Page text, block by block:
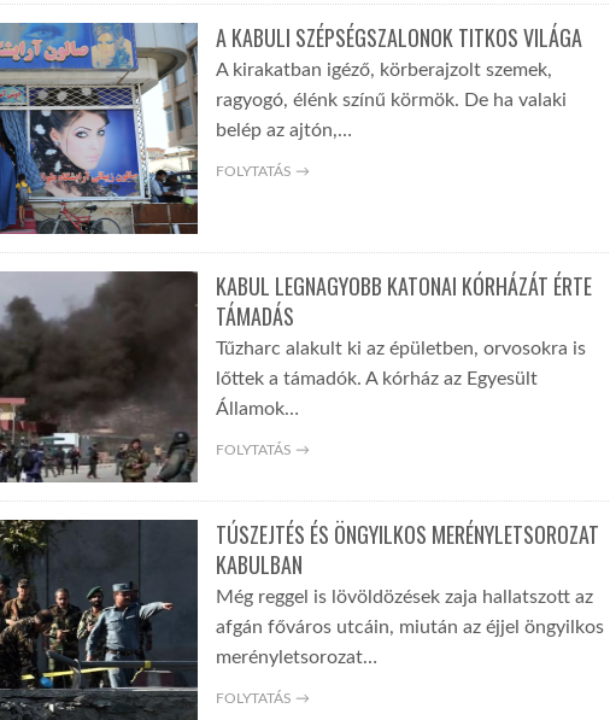
A KABULI SZÉPSÉGSZALONOK TITKOS VILÁGA
A kirakatban igéző, körberajzolt szemek,
ragyogó, élénk színű körmök. De ha valaki
belép az ajtón,…
FOLYTATÁS →
KABUL LEGNAGYOBB KATONAI KÓRHÁZÁT ÉRTE
TÁMADÁS
Tűzharc alakult ki az épületben, orvosokra is
lőttek a támadók. A kórház az Egyesült
Államok…
FOLYTATÁS →
TÚSZEJTÉS ÉS ÖNGYILKOS MERÉNYLETSOROZAT
KABULBAN
Még reggel is lövöldözések zaja hallatszott az
afgán főváros utcáin, miután az éjjel öngyilkos
merényletsorozat…
FOLYTATÁS →